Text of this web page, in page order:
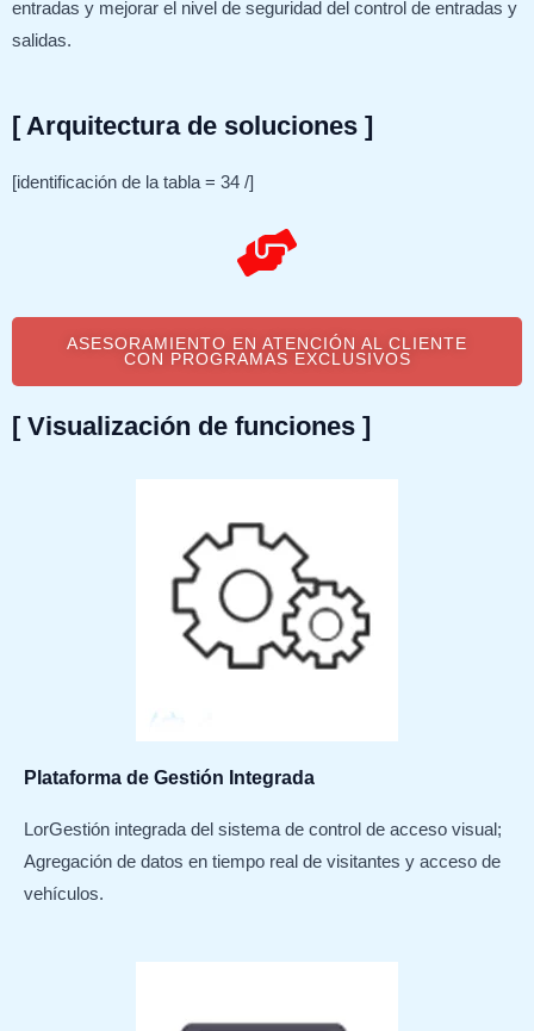
entradas y mejorar el nivel de seguridad del control de entradas y
salidas.
[ Arquitectura de soluciones ]
[identificación de la tabla = 34 /]
ASESORAMIENTO EN ATENCIÓN AL CLIENTE
CON PROGRAMAS EXCLUSIVOS
[ Visualización de funciones ]
Plataforma de Gestión Integrada
LorGestión integrada del sistema de control de acceso visual;
Agregación de datos en tiempo real de visitantes y acceso de
vehículos.